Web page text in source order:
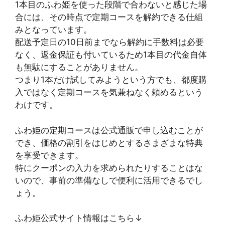
1本目のふわ姫を使った段階で合わないと感じた場
合には、その時点で定期コースを解約できる仕組
みとなっています。
配送予定日の10日前までなら解約に手数料は必要
なく、返金保証も付いているため1本目の代金自体
も無駄にすることがありません。
つまり1本だけ試してみようという方でも、都度購
入ではなく定期コースを気兼ねなく頼めるという
わけです。
ふわ姫の定期コースは公式通販で申し込むことが
でき、価格の割引をはじめとするさまざまな特典
を享受できます。
特にクーポンの入力を求められたりすることはな
いので、事前の準備なしで便利に活用できるでし
ょう。
ふわ姫公式サイト情報はこちら↓